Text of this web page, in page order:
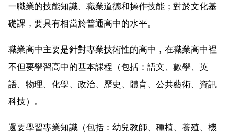
一職業的技能知識、職業道德和操作技能；對於文化基
礎課，要具有相當於普通高中的水平。
職業高中主要是針對專業技術性的高中，在職業高中裡
不但要學習高中的基本課程（包括：語文、數學、英
語、物理、化學、政治、歷史、體育、公共藝術、資訊
科技）。
還要學習專業知識（包括：幼兒教師、種植、養殖、機